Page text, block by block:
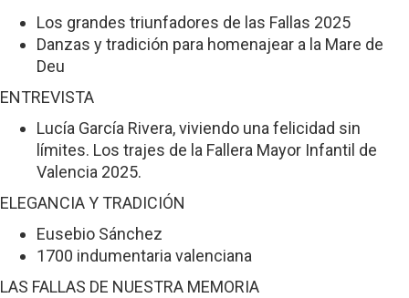
Los grandes triunfadores de las Fallas 2025
Danzas y tradición para homenajear a la Mare de
Deu
ENTREVISTA
Lucía García Rivera, viviendo una felicidad sin
límites. Los trajes de la Fallera Mayor Infantil de
Valencia 2025.
ELEGANCIA Y TRADICIÓN
Eusebio Sánchez
1700 indumentaria valenciana
LAS FALLAS DE NUESTRA MEMORIA